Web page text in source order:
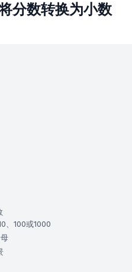
分数转换为小数
、100或1000